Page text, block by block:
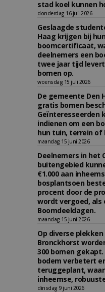
stad koel kunnen
donderdag 16 juli 2026
Geslaagde
Haag krijgen bij
boomcertificaat,
deelnemers een
twee jaar tijd
bomen op.
woensdag 15 juli 2026
De gemeente Den
gratis bomen
Geïnteresseerden
indienen om een
hun tuin, terrein of
maandag 15 juni 2026
Deelnemers in het
buitengebied
€1.000 aan
bosplantsoen
procent door de
wordt vergoed, als
Boomdeeldagen.
maandag 15 juni 2026
Op diverse
Bronckhorst
300 bomen
bodem verbetert
teruggeplant,
inheemse,
dinsdag 9 juni 2026